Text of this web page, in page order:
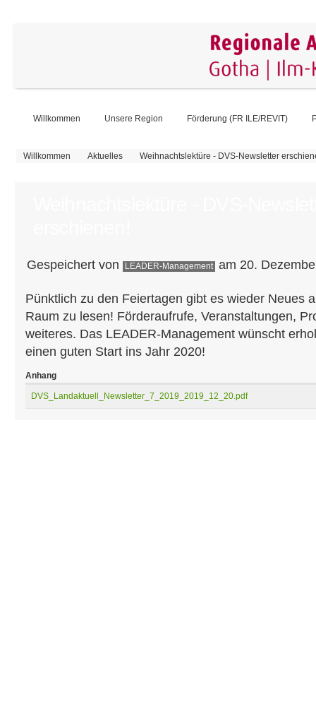
Willkommen Unsere Region Förderung (FR ILE/REVIT)
Sie sind hier
Willkommen Aktuelles Weihnachtslektüre - DVS-Newsletter
Gespeichert von LEADER-Management am 20.
Pünktlich zu den Feiertagen gibt es wieder Neues
Raum zu lesen! Förderaufrufe, Veranstaltungen,
weiteres. Das LEADER-Management wünscht
einen guten Start ins Jahr 2020!
Anhang
DVS_Landaktuell_Newsletter_7_2019_2019_12_20.pdf